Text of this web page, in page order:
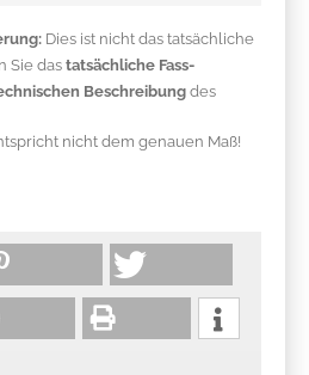
Dies ist nicht das tatsächliche
Sie das tatsächliche Fass-
Beschreibung des
nicht dem genauen Maß!